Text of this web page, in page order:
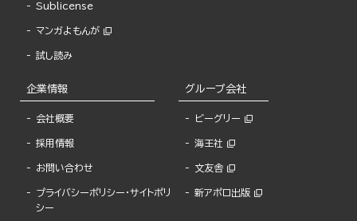
Sublicense
マンガよもんが
試し読み
企業情報
会社概要
採用情報
お問い合わせ
プライバシーポリシー・サイトポリ
シー
グループ会社
ビーグリー
海王社
文友舎
新アポロ出版